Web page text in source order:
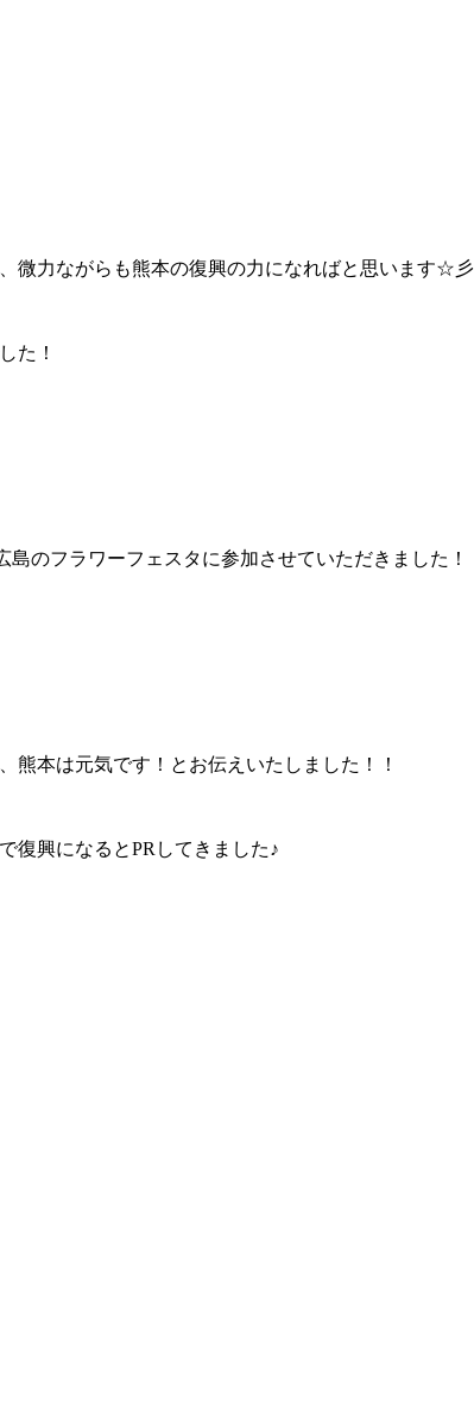
微力ながらも熊本の復興の力になればと思います☆彡
た！
のフラワーフェスタに参加させていただきました！
熊本は元気です！とお伝えいたしました！！
復興になるとPRしてきました♪